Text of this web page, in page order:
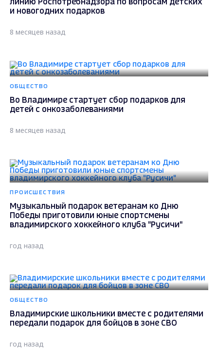
линию Роспотребнадзора по вопросам детских
и новогодних подарков
8 месяцев назад
ОБЩЕСТВО
Во Владимире стартует сбор подарков для
детей с онкозаболеваниями
8 месяцев назад
ПРОИСШЕСТВИЯ
Музыкальный подарок ветеранам ко Дню
Победы приготовили юные спортсмены
владимирского хоккейного клуба "Русичи"
год назад
ОБЩЕСТВО
Владимирские школьники вместе с родителями
передали подарок для бойцов в зоне СВО
год назад